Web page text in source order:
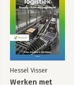
Lean Green Belt
Bekijk alle boeken
Hessel Visser
Werken met